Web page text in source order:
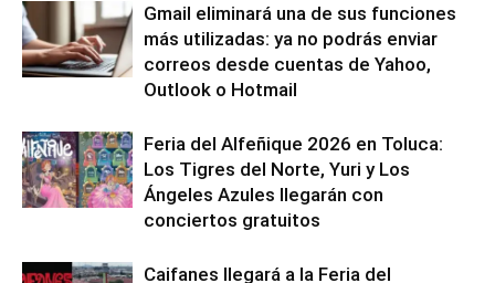
Gmail eliminará una de sus funciones
más utilizadas: ya no podrás enviar
correos desde cuentas de Yahoo,
Outlook o Hotmail
Feria del Alfeñique 2026 en Toluca:
Los Tigres del Norte, Yuri y Los
Ángeles Azules llegarán con
conciertos gratuitos
Caifanes llegará a la Feria del